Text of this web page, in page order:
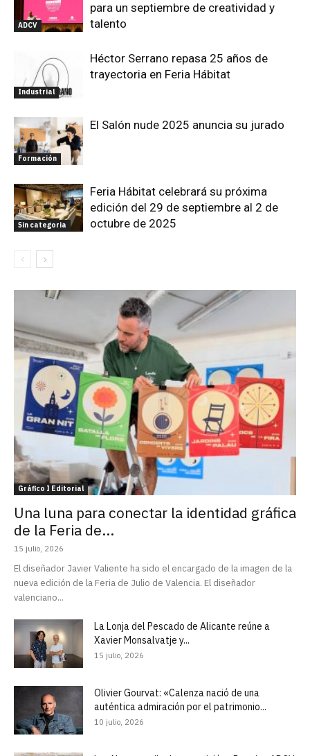
ADCV
para un septiembre de creatividad y
talento
Industrial
Héctor Serrano repasa 25 años de
trayectoria en Feria Hábitat
Formación
El Salón nude 2025 anuncia su jurado
Sin categoria
Feria Hábitat celebrará su próxima
edición del 29 de septiembre al 2 de
octubre de 2025
Gráfico I Editorial
Una luna para conectar la identidad gráfica
de la Feria de...
15 julio, 2026
El diseñador Javier Valiente ha sido el encargado de la imagen de la
nueva edición de la Feria de Julio de Valencia. El diseñador
valenciano...
La Lonja del Pescado de Alicante reúne a
Xavier Monsalvatje y...
15 julio, 2026
Olivier Gourvat: «Calenza nació de una
auténtica admiración por el patrimonio...
10 julio, 2026